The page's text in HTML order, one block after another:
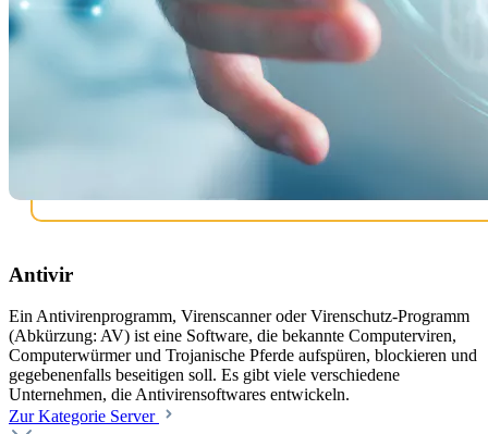
Antivir
Ein Antivirenprogramm, Virenscanner oder Virenschutz-Programm
(Abkürzung: AV) ist eine Software, die bekannte Computerviren,
Computerwürmer und Trojanische Pferde aufspüren, blockieren und
gegebenenfalls beseitigen soll. Es gibt viele verschiedene
Unternehmen, die Antivirensoftwares entwickeln.
Zur Kategorie Server